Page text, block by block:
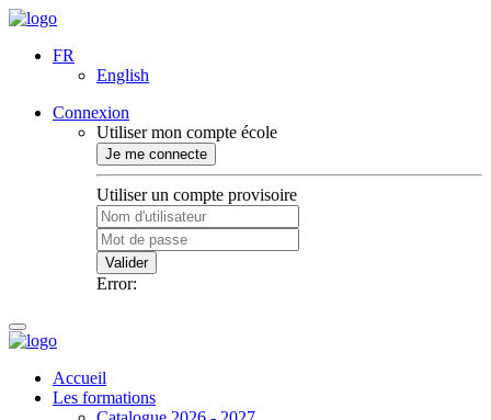
FR
English
Connexion
Utiliser mon compte école
Je me connecte
Utiliser un compte provisoire
Valider
Error:
Accueil
Les formations